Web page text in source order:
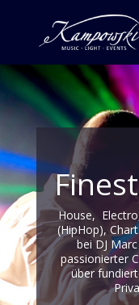
House,
(HipHop),
bei DJ
passionierter
über